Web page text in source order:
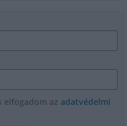
elfogadom az adatvédelmi